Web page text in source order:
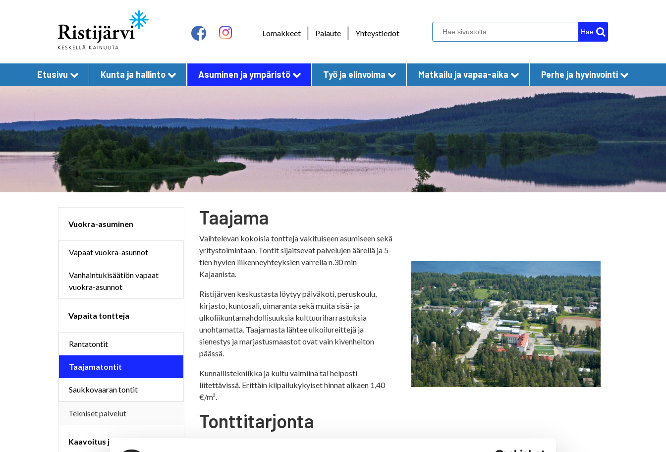
Lomakkeet | Palaute | Yhteystiedot Hae
Etusivu Kunta ja hallinto Asuminen ja ympäristö Työ ja elinvoima Matkailu ja vapaa-aika Perhe ja hyvinvointi
Vuokra-asuminen
Vapaat vuokra-asunnot
Vanhaintukisäätiön vapaat
vuokra-asunnot
Vapaita tontteja
Rantatontit
Taajamatontit
Saukkovaaran tontit
Tekniset palvelut
Kaavoitus ja maankäyttö
Taajama
Vaihtelevan kokoisia tontteja vakituiseen asumiseen sekä
yritystoimintaan. Tontit sijaitsevat palvelujen äärellä ja 5-
tien hyvien liikenneyhteyksien varrella n.30 min
Kajaanista.
Ristijärven keskustasta löytyy päiväkoti, peruskoulu,
kirjasto, kuntosali, uimaranta sekä muita sisä- ja
ulkoliikuntamahdollisuuksia kulttuuriharrastuksia
unohtamatta. Taajamasta lähtee ulkoilureittejä ja
sienestys ja marjastusmaastot ovat vain kivenheiton
päässä.
Kunnallistekniikka ja kuitu valmiina tai helposti
liitettävissä. Erittäin kilpailukykyiset hinnat alkaen 1,40
€/m².
Tonttitarjonta